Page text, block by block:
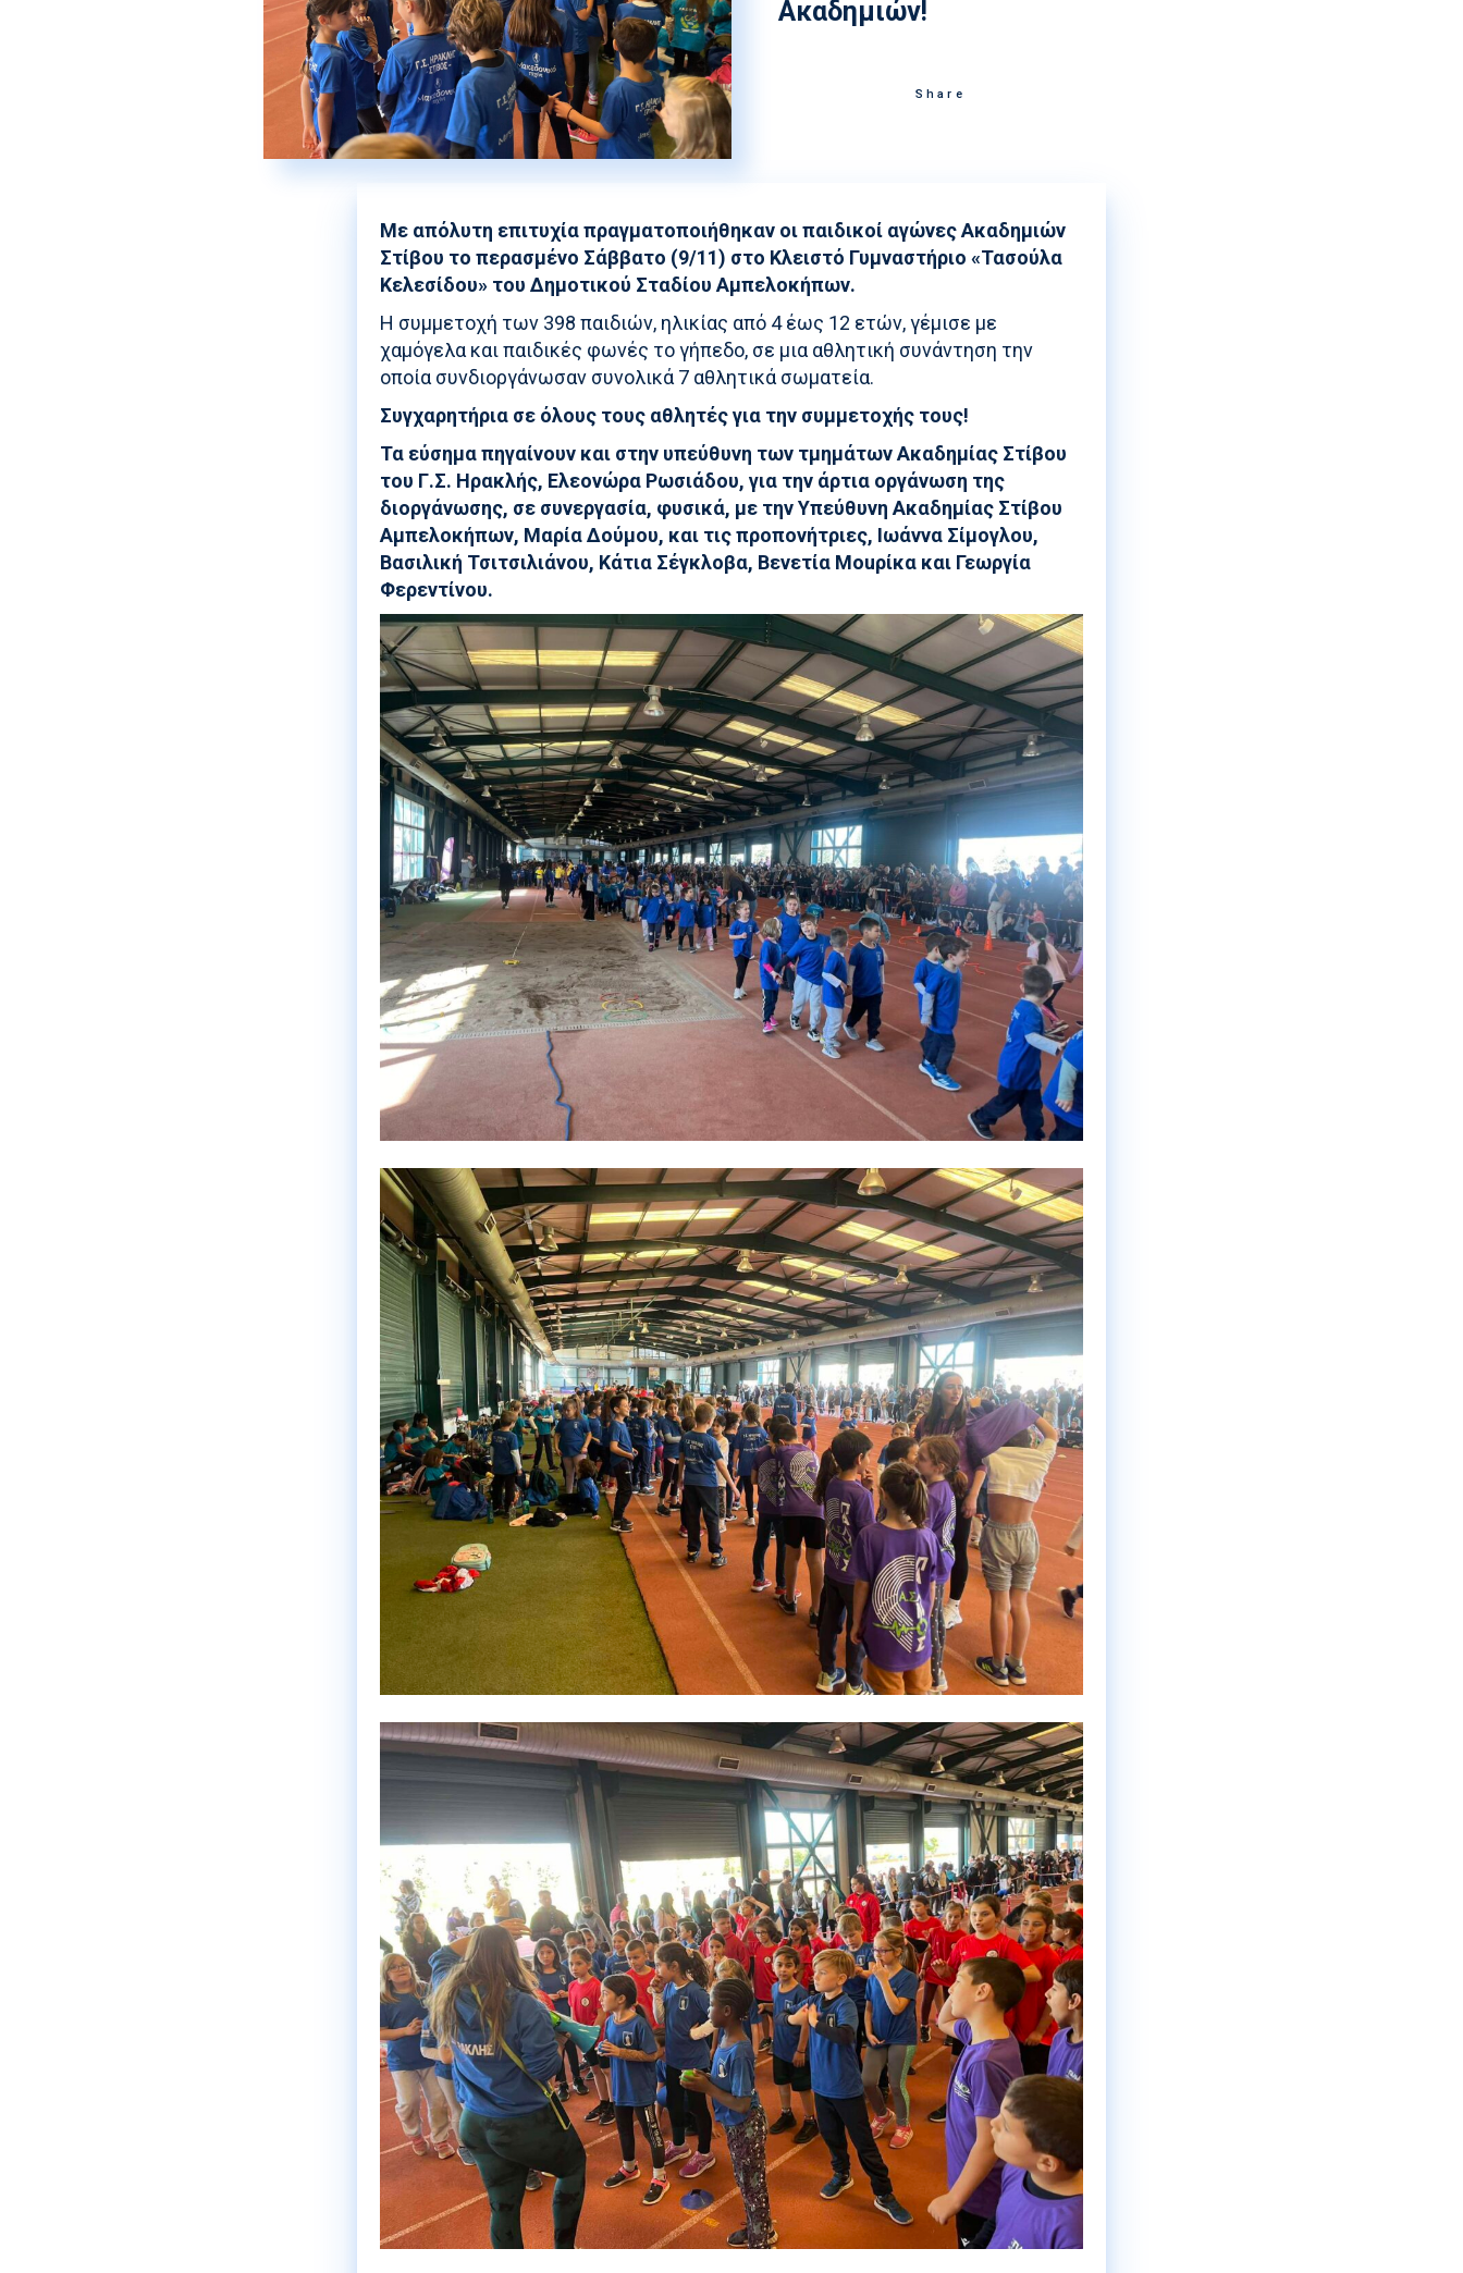
Στίβος
Κολύμβηση
Συγχρονισμένη Κολύμβηση
Καταδύσεις
Ξιφασκία
Πινγκ Πονγκ
Ποδηλασία
Ακαδημία Υδατοσφαίρισης
Ακαδημιών!
Share
Με απόλυτη επιτυχία πραγματοποιήθηκαν οι παιδικοί αγώνες Ακαδημιών
Στίβου το περασμένο Σάββατο (9/11) στο Κλειστό Γυμναστήριο «Τασούλα
Κελεσίδου» του Δημοτικού Σταδίου Αμπελοκήπων.
Η συμμετοχή των 398 παιδιών, ηλικίας από 4 έως 12 ετών, γέμισε με
χαμόγελα και παιδικές φωνές το γήπεδο, σε μια αθλητική συνάντηση την
οποία συνδιοργάνωσαν συνολικά 7 αθλητικά σωματεία.
Συγχαρητήρια σε όλους τους αθλητές για την συμμετοχής τους!
Τα εύσημα πηγαίνουν και στην υπεύθυνη των τμημάτων Ακαδημίας Στίβου
του Γ.Σ. Ηρακλής, Ελεονώρα Ρωσιάδου, για την άρτια οργάνωση της
διοργάνωσης, σε συνεργασία, φυσικά, με την Υπεύθυνη Ακαδημίας Στίβου
Αμπελοκήπων, Μαρία Δούμου, και τις προπονήτριες, Ιωάννα Σίμογλου,
Βασιλική Τσιτσιλιάνου, Κάτια Σέγκλοβα, Βενετία Mouρίκα και Γεωργία
Φερεντίνου.